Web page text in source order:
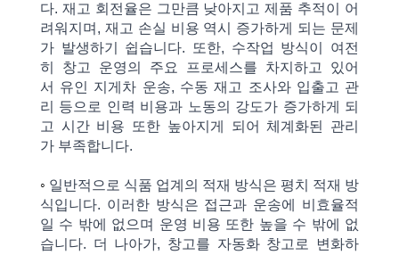
다. 재고 회전율은 그만큼 낮아지고 제품 추적이
어
려워지며, 재고 손실 비용 역시 증가하게
되는 문제
가 발생하기 쉽습니다. 또한, 수작업 방식이
여전
히
창고 운영의 주요 프로세스를 차지하고
있어
서 유인 지게차 운송, 수동 재고 조사와 입출고 관
리
등으로 인력 비용과 노동의 강도가 증가하게 되
고 시간 비용 또한 높아지게 되어 체계화된
관리
가 부족합니다.
◦ 일반적으로 식품 업계의 적재 방식은 평치 적재 방
식입니다. 이러한 방식은 접근과 운송에 비효율적
일 수 밖에 없으며 운영 비용 또한 높을 수 밖에 없
습니다. 더 나아가, 창고를 자동화 창고로 변화하